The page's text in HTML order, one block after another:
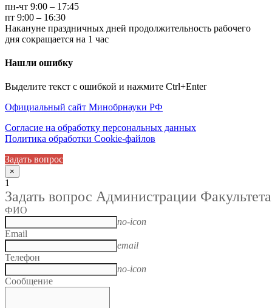
пн-чт 9:00 – 17:45
пт 9:00 – 16:30
Накануне праздничных дней продолжительность рабочего
дня сокращается на 1 час
Нашли ошибку
Выделите текст с ошибкой и нажмите Ctrl+Enter
Официальный сайт Минобрнауки РФ
Согласие на обработку персональных данных
Политика обработки Cookie-файлов
Задать вопрос
×
1
Задать вопрос Администрации Факультета
ФИО
no-icon
Email
email
Телефон
no-icon
Сообщение